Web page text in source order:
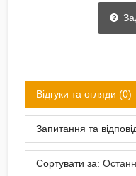
Відгуки та огляди (0)
Запитання та
Сортувати за: